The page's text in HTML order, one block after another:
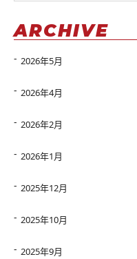
ARCHIVE
2026年5月
2026年4月
2026年2月
2026年1月
2025年12月
2025年10月
2025年9月